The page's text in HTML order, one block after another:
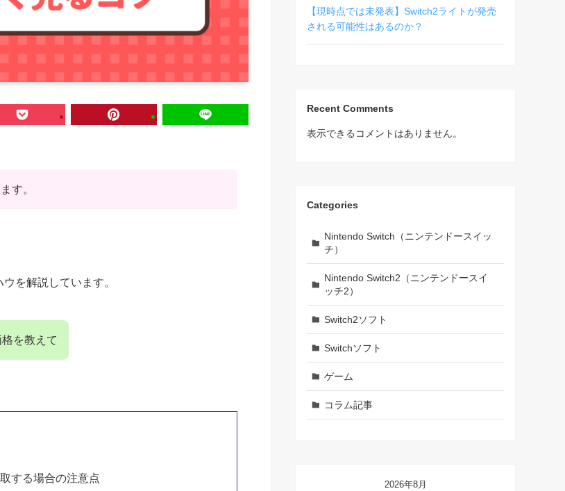
す。
を解説しています。
を教えて
する場合の注意点
【現時点では未発表】Switch2ライトが発売
される可能性はあるのか？
Recent Comments
表示できるコメントはありません。
Categories
Nintendo Switch（ニンテンドースイッ
チ）
Nintendo Switch2（ニンテンドースイ
ッチ2）
Switch2ソフト
Switchソフト
ゲーム
コラム記事
2026年8月